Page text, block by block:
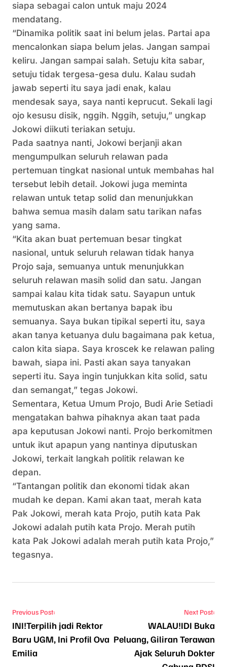
siapa sebagai calon untuk maju 2024
mendatang.
“Dinamika politik saat ini belum jelas. Partai apa
mencalonkan siapa belum jelas. Jangan sampai
keliru. Jangan sampai salah. Setuju kita sabar,
setuju tidak tergesa-gesa dulu. Kalau sudah
jawab seperti itu saya jadi enak, kalau
mendesak saya, saya nanti keprucut. Sekali lagi
ojo kesusu disik, nggih. Nggih, setuju,” ungkap
Jokowi diikuti teriakan setuju.
Pada saatnya nanti, Jokowi berjanji akan
mengumpulkan seluruh relawan pada
pertemuan tingkat nasional untuk membahas hal
tersebut lebih detail. Jokowi juga meminta
relawan untuk tetap solid dan menunjukkan
bahwa semua masih dalam satu tarikan nafas
yang sama.
“Kita akan buat pertemuan besar tingkat
nasional, untuk seluruh relawan tidak hanya
Projo saja, semuanya untuk menunjukkan
seluruh relawan masih solid dan satu. Jangan
sampai kalau kita tidak satu. Sayapun untuk
memutuskan akan bertanya bapak ibu
semuanya. Saya bukan tipikal seperti itu, saya
akan tanya ketuanya dulu bagaimana pak ketua,
calon kita siapa. Saya kroscek ke relawan paling
bawah, siapa ini. Pasti akan saya tanyakan
seperti itu. Saya ingin tunjukkan kita solid, satu
dan semangat,” tegas Jokowi.
Sementara, Ketua Umum Projo, Budi Arie Setiadi
mengatakan bahwa pihaknya akan taat pada
apa keputusan Jokowi nanti. Projo berkomitmen
untuk ikut apapun yang nantinya diputuskan
Jokowi, terkait langkah politik relawan ke
depan.
“Tantangan politik dan ekonomi tidak akan
mudah ke depan. Kami akan taat, merah kata
Pak Jokowi, merah kata Projo, putih kata Pak
Jokowi adalah putih kata Projo. Merah putih
kata Pak Jokowi adalah merah putih kata Projo,”
tegasnya.
Navigasi pos
Previous Post:
INI!Terpilih jadi Rektor
Baru UGM, Ini Profil Ova
Emilia
Next Post:
WALAU!IDI Buka
Peluang, Giliran Terawan
Ajak Seluruh Dokter